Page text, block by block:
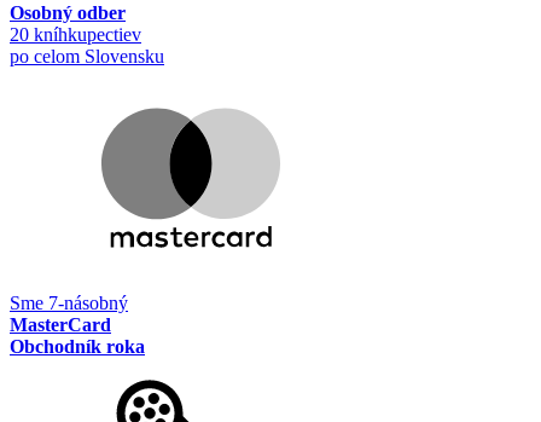
Osobný odber
20 kníhkupectiev
po celom Slovensku
Sme 7-násobný
MasterCard
Obchodník roka